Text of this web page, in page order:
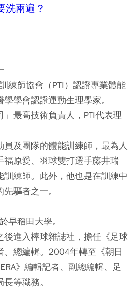
洗兩遍？
練師協會（PTI）認證專業體能
學會認證運動生理學家。
最高技術負責人，PTI代表理
員及團隊的體能訓練師，最為人
福原愛、羽球雙打選手藤井瑞
訓練師。此外，他也是在訓練中
驅者之一。
早稻田大學。
後進入棒球雜誌社，擔任《足球
、總編輯。2004年轉至《朝日
》編輯記者、副總編輯、足
等職務。